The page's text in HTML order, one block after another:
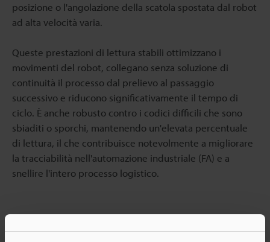
posizione o l'angolazione della scatola spostata dal robot
ad alta velocità varia.
Queste prestazioni di lettura stabili ottimizzano i
movimenti del robot, collegano senza soluzione di
continuità il processo dal prelievo al passaggio
successivo e riducono significativamente il tempo di
ciclo. È anche robusto contro i codici difficili che sono
sbiaditi o sporchi, mantenendo un'elevata percentuale
di lettura, il che contribuisce notevolmente a migliorare
la tracciabilità nell'automazione industriale (FA) e a
snellire l'intero processo logistico.